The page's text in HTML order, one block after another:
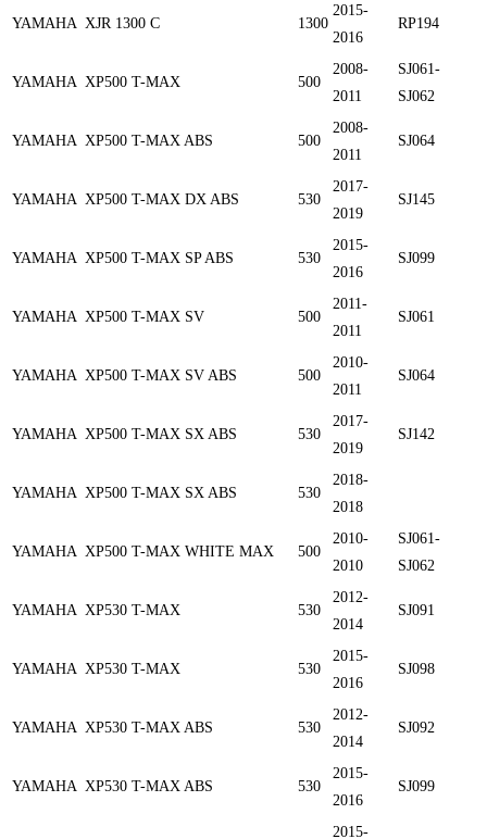
YAMAHA XJR 1300 C 1300
2015-
2016
RP194
YAMAHA XP500 T-MAX 500
2008-
2011
SJ061-
SJ062
YAMAHA XP500 T-MAX ABS 500
2008-
2011
SJ064
YAMAHA XP500 T-MAX DX ABS 530
2017-
2019
SJ145
YAMAHA XP500 T-MAX SP ABS 530
2015-
2016
SJ099
YAMAHA XP500 T-MAX SV 500
2011-
2011
SJ061
YAMAHA XP500 T-MAX SV ABS 500
2010-
2011
SJ064
YAMAHA XP500 T-MAX SX ABS 530
2017-
2019
SJ142
YAMAHA XP500 T-MAX SX ABS 530
2018-
2018
YAMAHA XP500 T-MAX WHITE MAX 500
2010-
2010
SJ061-
SJ062
YAMAHA XP530 T-MAX 530
2012-
2014
SJ091
YAMAHA XP530 T-MAX 530
2015-
2016
SJ098
YAMAHA XP530 T-MAX ABS 530
2012-
2014
SJ092
YAMAHA XP530 T-MAX ABS 530
2015-
2016
SJ099
2015-